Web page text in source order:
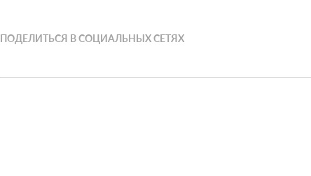
ПОДЕЛИТЬСЯ В СОЦИАЛЬНЫХ СЕТЯХ